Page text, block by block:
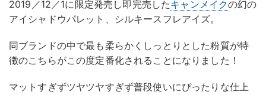
2019／12／1に限定発売し即完売したキャンメイクの幻の
アイシャドウパレット、シルキースフレアイズ。
同ブランドの中で最も柔らかくしっとりとした粉質が特
徴のこちらがこの度定番化されることになりました！
マットすぎずツヤツヤすぎず普段使いにぴったりな仕上